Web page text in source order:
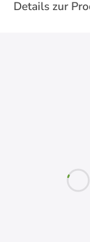
Details zur